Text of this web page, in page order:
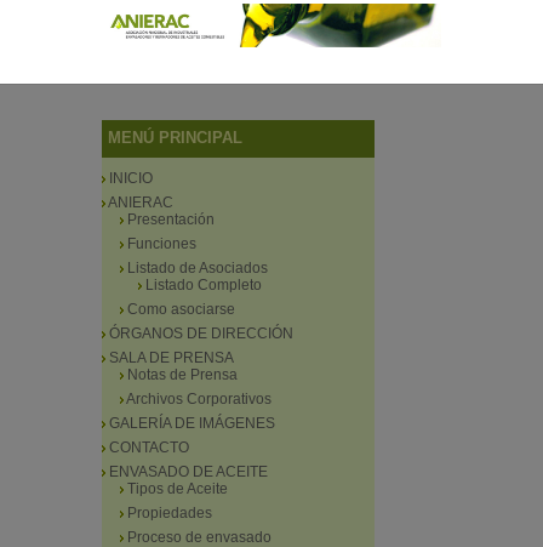
MENÚ PRINCIPAL
INICIO
ANIERAC
Presentación
Funciones
Listado de Asociados
Listado Completo
Como asociarse
ÓRGANOS DE DIRECCIÓN
SALA DE PRENSA
Notas de Prensa
Archivos Corporativos
GALERÍA DE IMÁGENES
CONTACTO
ENVASADO DE ACEITE
Tipos de Aceite
Propiedades
Proceso de envasado